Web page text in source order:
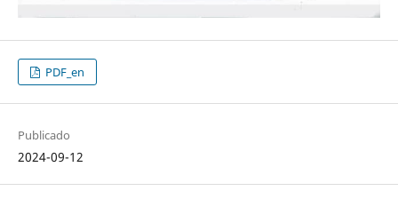
PDF_en
Publicado
2024-09-12